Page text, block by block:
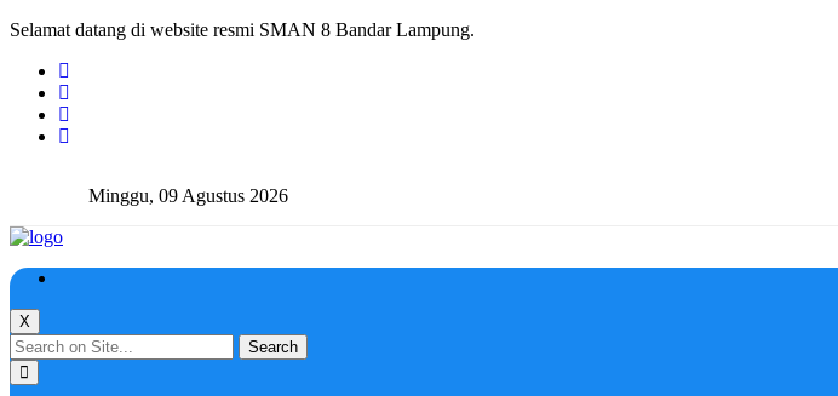
Selamat datang di website resmi SMAN 8 Bandar Lampung.
Minggu, 09 Agustus 2026
X
Search